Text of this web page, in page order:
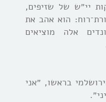
יי״ש של שזיפים,
הוא אהב את
אלה מוציאים
בראשו, ״אני